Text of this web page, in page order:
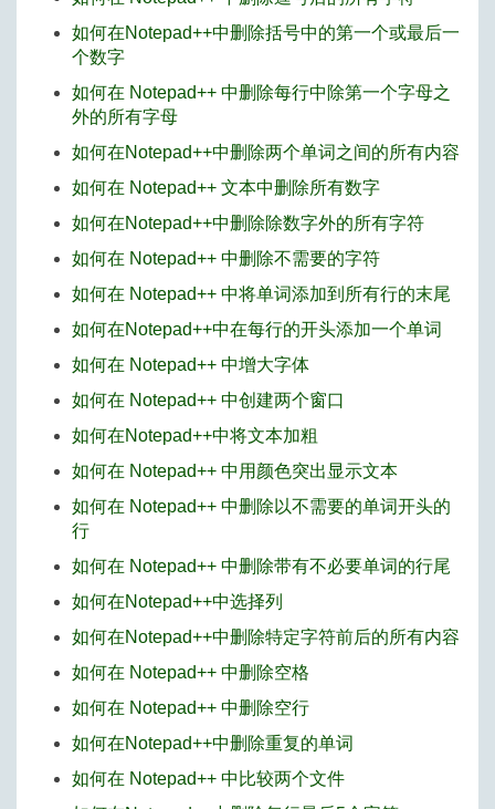
如何在Notepad++中删除括号中的第一个或最后一
个数字
如何在 Notepad++ 中删除每行中除第一个字母之
外的所有字母
如何在Notepad++中删除两个单词之间的所有内容
如何在 Notepad++ 文本中删除所有数字
如何在Notepad++中删除除数字外的所有字符
如何在 Notepad++ 中删除不需要的字符
如何在 Notepad++ 中将单词添加到所有行的末尾
如何在Notepad++中在每行的开头添加一个单词
如何在 Notepad++ 中增大字体
如何在 Notepad++ 中创建两个窗口
如何在Notepad++中将文本加粗
如何在 Notepad++ 中用颜色突出显示文本
如何在 Notepad++ 中删除以不需要的单词开头的
行
如何在 Notepad++ 中删除带有不必要单词的行尾
如何在Notepad++中选择列
如何在Notepad++中删除特定字符前后的所有内容
如何在 Notepad++ 中删除空格
如何在 Notepad++ 中删除空行
如何在Notepad++中删除重复的单词
如何在 Notepad++ 中比较两个文件